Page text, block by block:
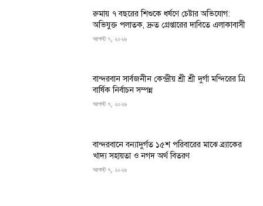
রুমায় ৭ বছরের শিশুকে ধর্ষণে চেষ্টার অভিযোগ:
অভিযুক্ত পলাতক, দ্রুত গ্রেপ্তারের দাবিতে এলাকাবাসী
আগস্ট ৭, ২০২৬
বান্দরবান সার্বজনীন কেন্দ্রীয় শ্রী শ্রী দুর্গা মন্দিরের ত্রি
বার্ষিক নির্বাচন সম্পন্ন
আগস্ট ৭, ২০২৬
বান্দরবানে বন্যাদুর্গত ১৫শ পরিবারের মাঝে ব্র্যাকের
খাদ্য সহায়তা ও নগদ অর্থ বিতরণ
আগস্ট ৭, ২০২৬